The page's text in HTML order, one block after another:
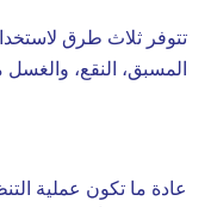
تتوفر ثلاث طرق
المسبق، النقع، والغسل
عادة ما تكون عملية